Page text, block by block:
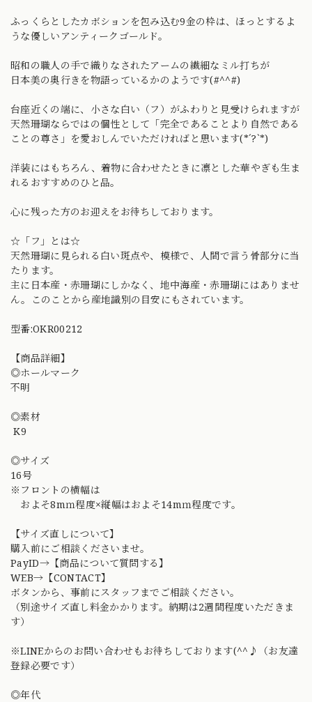
ふっくらとしたカボションを包み込む9金の枠は、ほっとするよ
うな優しいアンティークゴールド。
昭和の職人の手で織りなされたアームの繊細なミル打ちが
日本美の奥行きを物語っているかのようです(#^^#)
台座近くの端に、小さな白い（フ）がふわりと見受けられますが
天然珊瑚ならではの個性として「完全であることより自然である
ことの尊さ」を愛おしんでいただければと思います(*´?`*)
洋装にはもちろん、着物に合わせたときに凛とした華やぎも生ま
れるおすすめのひと品。
心に残った方のお迎えをお待ちしております。
☆「フ」とは☆
天然珊瑚に見られる白い斑点や、模様で、人間で言う骨部分に当
たります。
主に日本産・赤珊瑚にしかなく、地中海産・赤珊瑚にはありませ
ん。このことから産地識別の目安にもされています。
型番:OKR00212
【商品詳細】
◎ホールマーク
不明
◎素材
K9
◎サイズ
16号
※フロントの横幅は
およそ8mｍ程度×縦幅はおよそ14mｍ程度です。
【サイズ直しについて】
購入前にご相談くださいませ。
PayID→【商品について質問する】
WEB→【CONTACT】
ボタンから、事前にスタッフまでご相談ください。
（別途サイズ直し料金かかります。納期は2週間程度いただきま
す）
※LINEからのお問い合わせもお待ちしております(^^♪（お友達
登録必要です）
◎年代